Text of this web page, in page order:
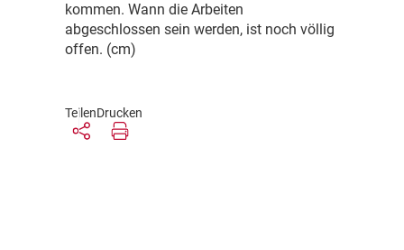
kommen. Wann die Arbeiten
abgeschlossen sein werden, ist noch völlig
offen. (cm)
TeilenDrucken